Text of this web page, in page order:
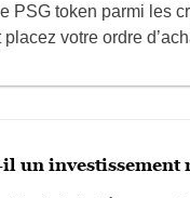
PSG token parmi les
votre ordre
il un investissement